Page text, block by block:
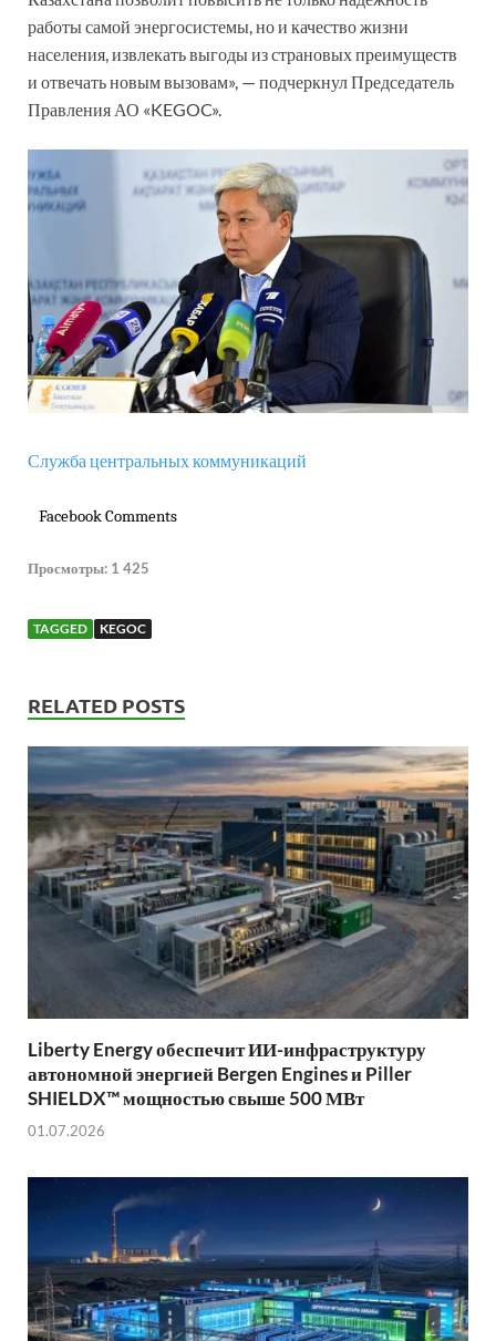
работы самой энергосистемы, но и качество жизни
населения, извлекать выгоды из страновых преимуществ
и отвечать новым вызовам», — подчеркнул Председатель
Правления АО «KEGOC».
Служба центральных коммуникаций
Facebook Comments
Просмотры: 1 425
TAGGED KEGOC
RELATED POSTS
Liberty Energy обеспечит ИИ-инфраструктуру
автономной энергией Bergen Engines и Piller
SHIELDX™ мощностью свыше 500 МВт
01.07.2026